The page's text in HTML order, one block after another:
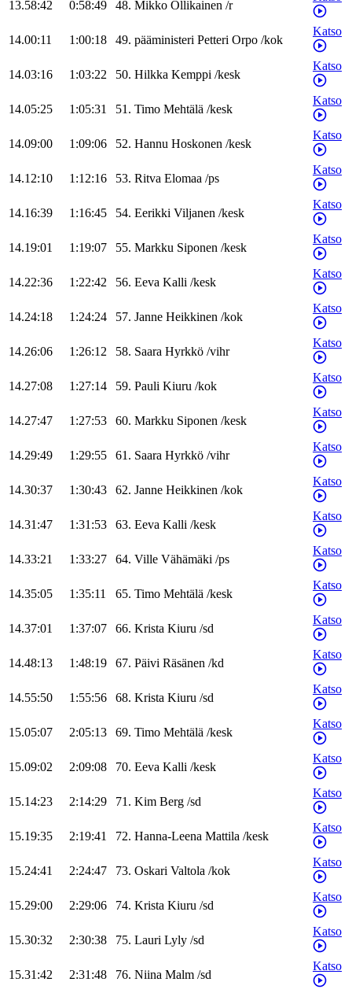
13.58:42 0:58:49 48. Mikko Ollikainen /r
14.00:11 1:00:18 49. pääministeri Petteri Orpo /kok
Katso
14.03:16 1:03:22 50. Hilkka Kemppi /kesk
Katso
14.05:25 1:05:31 51. Timo Mehtälä /kesk
Katso
14.09:00 1:09:06 52. Hannu Hoskonen /kesk
Katso
14.12:10 1:12:16 53. Ritva Elomaa /ps
Katso
14.16:39 1:16:45 54. Eerikki Viljanen /kesk
Katso
14.19:01 1:19:07 55. Markku Siponen /kesk
Katso
14.22:36 1:22:42 56. Eeva Kalli /kesk
Katso
14.24:18 1:24:24 57. Janne Heikkinen /kok
Katso
14.26:06 1:26:12 58. Saara Hyrkkö /vihr
Katso
14.27:08 1:27:14 59. Pauli Kiuru /kok
Katso
14.27:47 1:27:53 60. Markku Siponen /kesk
Katso
14.29:49 1:29:55 61. Saara Hyrkkö /vihr
Katso
14.30:37 1:30:43 62. Janne Heikkinen /kok
Katso
14.31:47 1:31:53 63. Eeva Kalli /kesk
Katso
14.33:21 1:33:27 64. Ville Vähämäki /ps
Katso
14.35:05 1:35:11 65. Timo Mehtälä /kesk
Katso
14.37:01 1:37:07 66. Krista Kiuru /sd
Katso
14.48:13 1:48:19 67. Päivi Räsänen /kd
Katso
14.55:50 1:55:56 68. Krista Kiuru /sd
Katso
15.05:07 2:05:13 69. Timo Mehtälä /kesk
Katso
15.09:02 2:09:08 70. Eeva Kalli /kesk
Katso
15.14:23 2:14:29 71. Kim Berg /sd
Katso
15.19:35 2:19:41 72. Hanna-Leena Mattila /kesk
Katso
15.24:41 2:24:47 73. Oskari Valtola /kok
Katso
15.29:00 2:29:06 74. Krista Kiuru /sd
Katso
15.30:32 2:30:38 75. Lauri Lyly /sd
Katso
15.31:42 2:31:48 76. Niina Malm /sd
Katso